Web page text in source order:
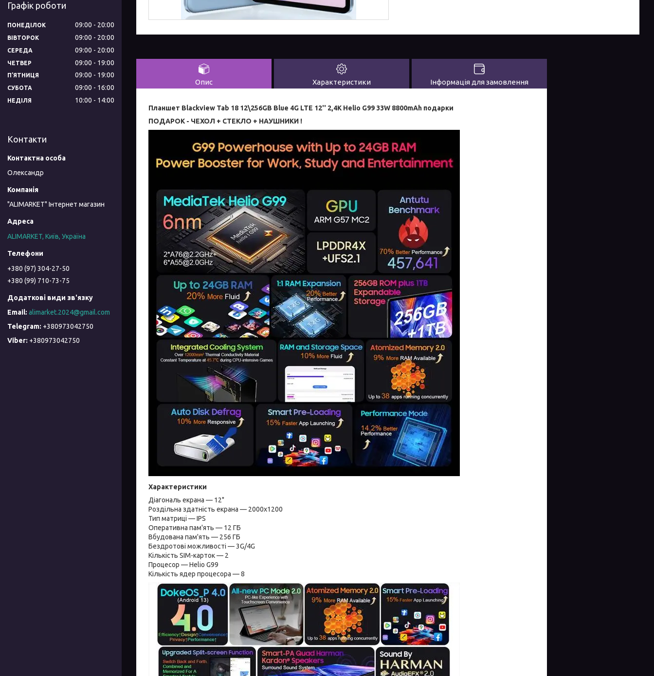
Опис Характеристики Інформація для замовлення
Планшет Blackview Tab 18 12\256GB Blue 4G LTE 12'' 2,4K Helio G99 33W 8800mAh подарки
ПОДАРОК - ЧЕХОЛ + СТЕКЛО + НАУШНИКИ !
Характеристики
Діагональ екрана — 12"
Роздільна здатність екрана — 2000х1200
Тип матриці — IPS
Оперативна пам'ять — 12 ГБ
Вбудована пам'ять — 256 ГБ
Бездротові можливості — 3G/4G
Кількість SIM-карток — 2
Процесор — Helio G99
Кількість ядер процесора — 8
Графік роботи
ПОНЕДІЛОК 09:00 20:00
ВІВТОРОК 09:00 20:00
СЕРЕДА 09:00 20:00
ЧЕТВЕР 09:00 19:00
ПʼЯТНИЦЯ 09:00 19:00
СУБОТА 09:00 16:00
НЕДІЛЯ 10:00 14:00
Контакти
Олександр
"ALIMARKET" Інтернет магазин
ALIMARKET, Київ, Україна
+380 (97) 304-27-50
+380 (99) 710-73-75
alimarket.2024@gmail.com
+380973042750
+380973042750